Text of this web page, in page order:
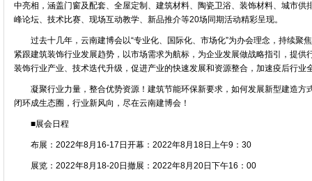
中亮相，涵盖门窗及配套、全屋定制、建筑材料、陶瓷卫浴、装饰材料、城市供
峰论坛、技术比赛、现场互动教学、新品推介等20场同期活动精彩呈现。
过去十几年，云南建博会以“专业化、国际化、市场化”为办会理念，持续聚焦
紧跟建筑装饰行业发展趋势，以市场需求为航标，为企业发展做战略指引，提供
装饰行业产业、技术迭代升级，促进产业的快速发展和资源整合，加速疫后行业
凝聚行业力量，整合优势资源！建筑节能环保新要求，如何发展新型建造方
闭环成生态圈，行业新风向，尽在云南建博会！
■展会日程
布展：2022年8月16-17日开幕：2022年8月18日上午9：30
展览：2022年8月18-20日撤展：2022年8月20日下午16：00